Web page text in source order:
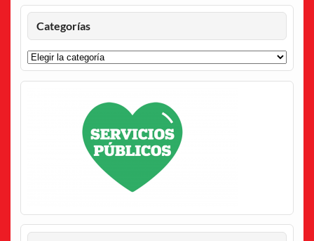
Categorías
Categorías